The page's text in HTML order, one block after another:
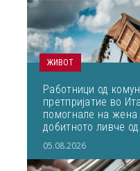
ЖИВОТ
Работници од
претпријатие во
помогнале на жена
добитното ливче
кое завршило на
05.08.2026